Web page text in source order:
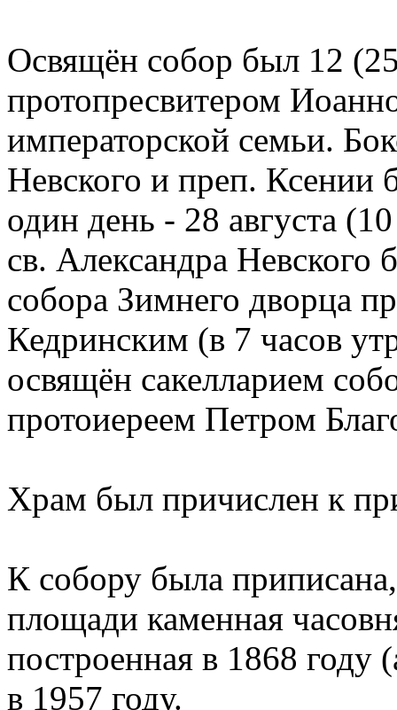
Освящён собор был 12
протопресвитером
императорской семьи.
Невского и преп. Ксении
один день - 28 августа
св. Александра Невского
собора Зимнего дворца
Кедринским (в 7 часов
освящён сакелларием
протоиереем Петром
Храм был причислен к
К собору была
площади каменная
построенная в 1868
в 1957 году.